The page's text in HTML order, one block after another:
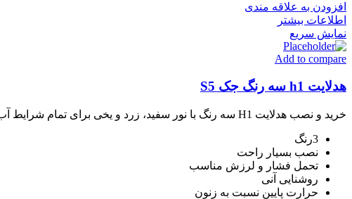
افزودن به علاقه مندی
اطلاعات بیشتر
نمایش سریع
Add to compare
هدلایت h1 سه رنگ جک S5
خرید و نصب هدلایت H1 سه رنگ با نور سفید، زرد و یخی برای تمام شرایط آب‌وهوایی. روشنایی آنی، حرارت پایین، ضدآب و ضدگردوغبار. نصب تخصصی، تنظیم زاویه نور و گارانتی اصالت در OTC.
3رنگ
نصب بسیار راحت
تحمل فشار و لرزش مناسب
روشنایی آنی
حرارت پایین نسبت به زنون